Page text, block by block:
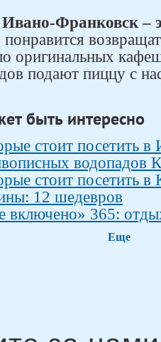
Ивано-Франковск –
оригинальных
подают пиццу с
быть интересно
стоит посетить
водопадов
стоит посетить
12 шедевров
включено» 365:
Еще